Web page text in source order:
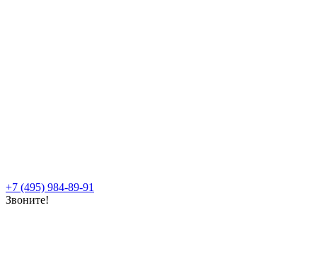
+7 (495) 984-89-91
Звоните!